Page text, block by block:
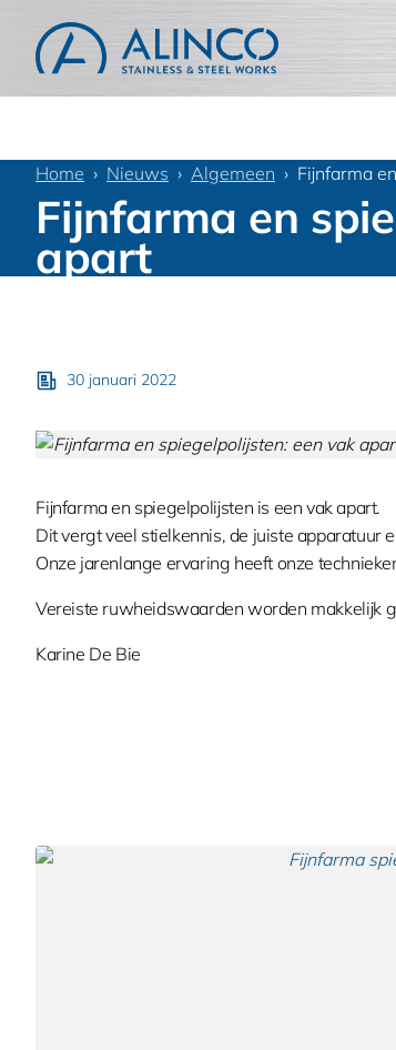
Home Nieuws Algemeen Fijnfarma
Fijnfarma en
apart
30 januari 2022
Fijnfarma en spiegelpolijsten is een vak apart.
Dit vergt veel stielkennis, de juiste apparatuur
Onze jarenlange ervaring heeft onze
Vereiste ruwheidswaarden worden makkelijk
Karine De Bie